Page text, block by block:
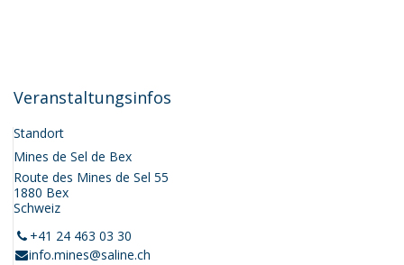
Veranstaltungsinfos
Standort
Mines de Sel de Bex
Route des Mines de Sel 55
1880 Bex
Schweiz
+41 24 463 03 30
info.mines@saline.ch